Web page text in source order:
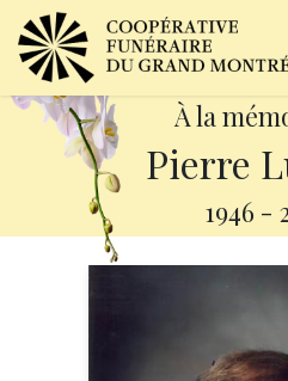
À la
Pierre
1946 -